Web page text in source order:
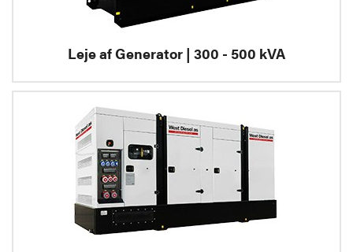
Leje af Generator | 300 - 500 kVA